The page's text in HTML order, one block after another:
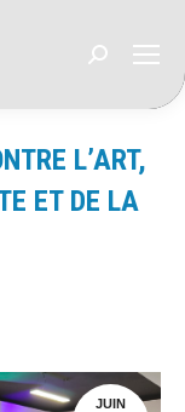
Recherche
L’ART,
ET DE LA
JUIN